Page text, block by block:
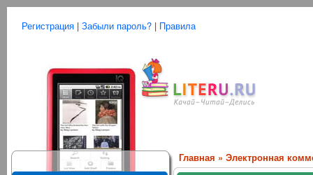
Регистрация | Забыли пароль? | Правила
Главная » Электронная